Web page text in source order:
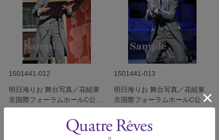
1501441-012
明日海りお 舞台写真／花組東
京国際フォーラムホールC公演
『Ernest in Love』
1501441-013
明日海りお 舞台写真／花組東
京国際フォーラムホールC公演
『Ernest in Love』